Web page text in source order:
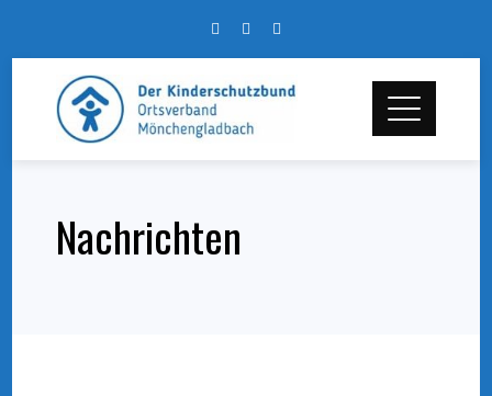
Nachrichten